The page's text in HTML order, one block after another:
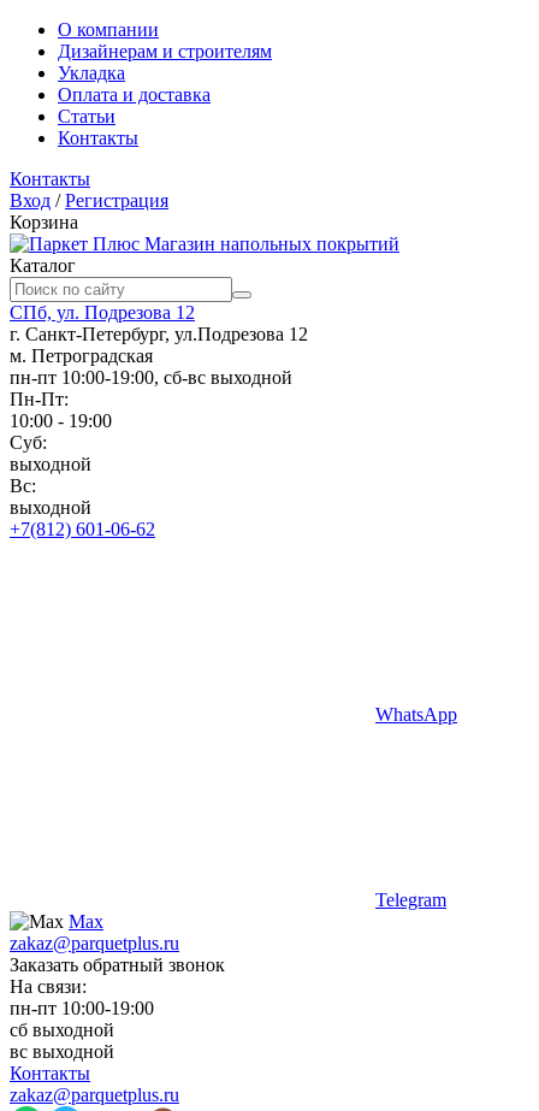
О компании
Дизайнерам и строителям
Укладка
Оплата и доставка
Статьи
Контакты
Контакты
Вход /Регистрация
Корзина
Магазин напольных покрытий
Каталог
СПб, ул. Подрезова 12
г. Санкт-Петербург, ул.Подрезова 12
м. Петроградская
пн-пт 10:00-19:00, сб-вс выходной
Пн-Пт:
10:00 - 19:00
Суб:
выходной
Вс:
выходной
+7(812) 601-06-62
WhatsApp
Telegram
Max
zakaz@parquetplus.ru
Заказать обратный звонок
На связи:
пн-пт 10:00-19:00
сб выходной
вс выходной
Контакты
zakaz@parquetplus.ru